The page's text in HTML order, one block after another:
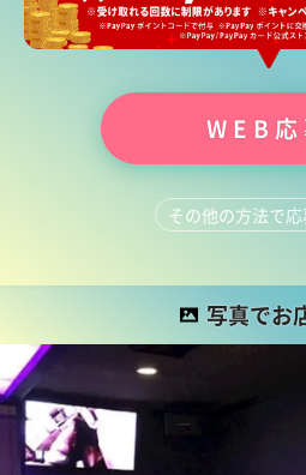
WEB応
その他の方法で応
写真でお